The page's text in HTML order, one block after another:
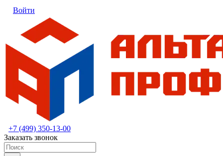
Войти
+7 (499) 350-13-00
Заказать звонок